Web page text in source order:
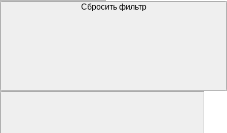
Сбросить фильтр